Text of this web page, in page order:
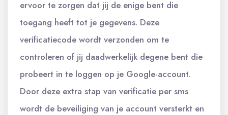
ervoor te zorgen dat jij de enige bent die
toegang heeft tot je gegevens. Deze
verificatiecode wordt verzonden om te
controleren of jij daadwerkelijk degene bent die
probeert in te loggen op je Google-account.
Door deze extra stap van verificatie per sms
wordt de beveiliging van je account versterkt en